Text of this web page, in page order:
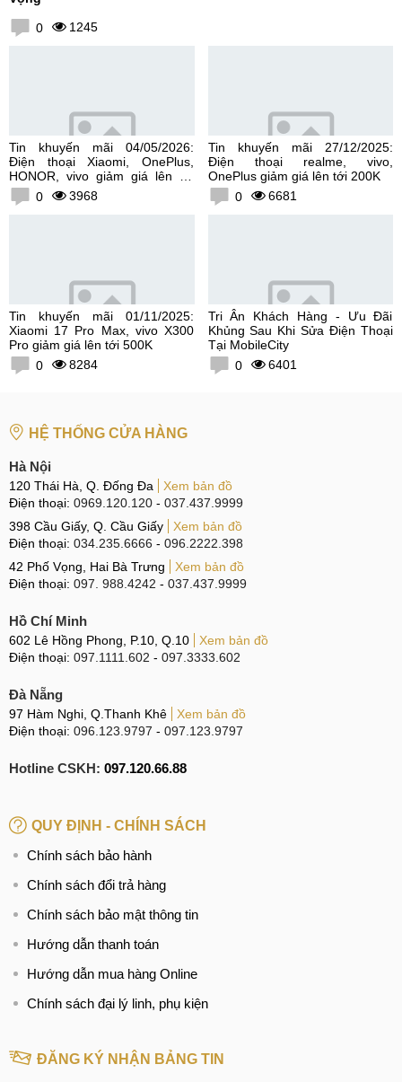
0 1245
Tin khuyến mãi 04/05/2026:
Điện thoại Xiaomi, OnePlus,
HONOR, vivo giảm giá lên tới
300K0 3968
Tin khuyến mãi 27/12/2025:
Điện thoại realme, vivo,
OnePlus giảm giá lên tới 200K
0
6681
Tin khuyến mãi 01/11/2025:
Xiaomi 17 Pro Max, vivo X300
Pro giảm giá lên tới 500K
0
8284
Tri Ân Khách Hàng - Ưu Đãi
Khủng Sau Khi Sửa Điện Thoại
Tại MobileCity
0
6401
HỆ THỐNG CỬA HÀNG
Hà Nội
120 Thái Hà, Q. Đống Đa
Xem bản đồ
Điện thoại: 0969.120.120 - 037.437.9999
398 Cầu Giấy, Q. Cầu Giấy
Xem bản đồ
Điện thoại: 034.235.6666 - 096.2222.398
42 Phố Vọng, Hai Bà Trưng
Xem bản đồ
Điện thoại: 097. 988.4242 - 037.437.9999
Hồ Chí Minh
602 Lê Hồng Phong, P.10, Q.10
Xem bản đồ
Điện thoại: 097.1111.602 - 097.3333.602
Đà Nẵng
97 Hàm Nghi, Q.Thanh Khê
Xem bản đồ
Điện thoại: 096.123.9797 - 097.123.9797
Hotline CSKH: 097.120.66.88
QUY ĐỊNH - CHÍNH SÁCH
Chính sách bảo hành
Chính sách đổi trả hàng
Chính sách bảo mật thông tin
Hướng dẫn thanh toán
Hướng dẫn mua hàng Online
Chính sách đại lý linh, phụ kiện
ĐĂNG KÝ NHẬN BẢNG TIN